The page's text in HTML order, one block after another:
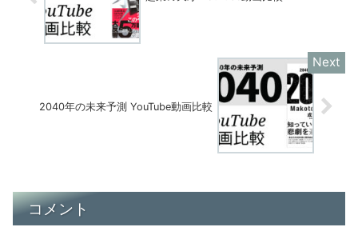
2040年の未来予測 YouTube動画比較
コメント